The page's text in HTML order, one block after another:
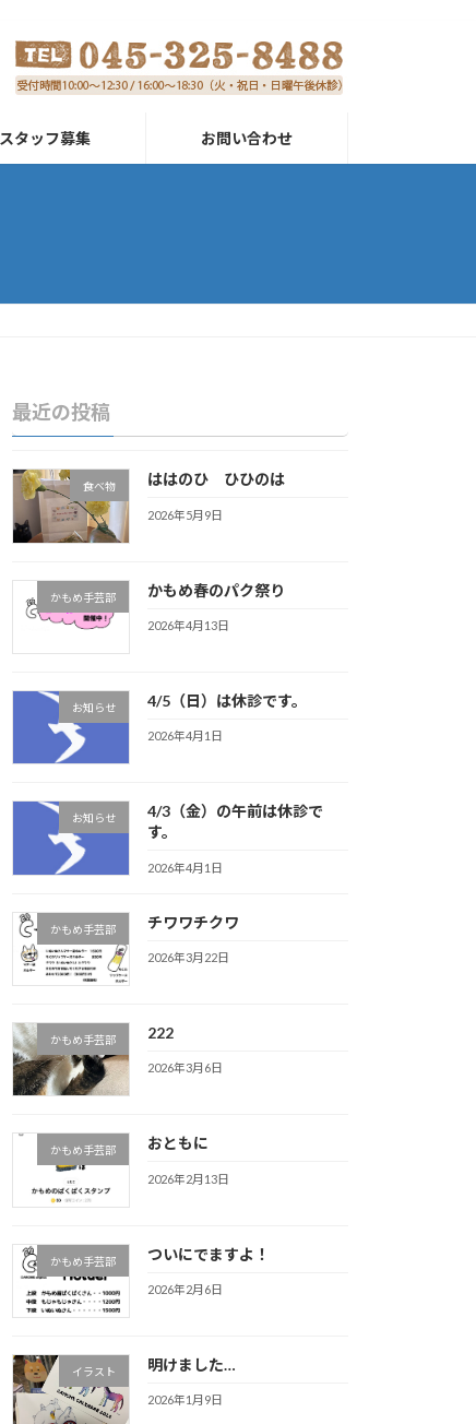
スタッフ募集 お問い合わせ
最近の投稿
食べ物 ははのひ ひひのは
2026年5月9日
かもめ手芸部 かもめ春のパク祭り
2026年4月13日
お知らせ 4/5（日）は休診です。
2026年4月1日
お知らせ
4/3（金）の午前は休診で
す。
2026年4月1日
かもめ手芸部 チワワチクワ
2026年3月22日
かもめ手芸部 222
2026年3月6日
かもめ手芸部 おともに
2026年2月13日
かもめ手芸部 ついにでますよ！
2026年2月6日
イラスト 明けました…
2026年1月9日